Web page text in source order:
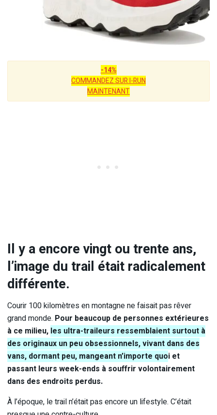
-14%
COMMANDEZ SUR I-RUN
MAINTENANT
Il y a encore vingt ou trente ans,
l’image du trail était radicalement
différente.
Courir 100 kilomètres en montagne ne faisait pas rêver
grand monde. Pour beaucoup de personnes extérieures
à ce milieu, les ultra-traileurs ressemblaient surtout à
des originaux un peu obsessionnels, vivant dans des
vans, dormant peu, mangeant n’importe quoi et
passant leurs week-ends à souffrir volontairement
dans des endroits perdus.
À l’époque, le trail n’était pas encore un lifestyle. C’était